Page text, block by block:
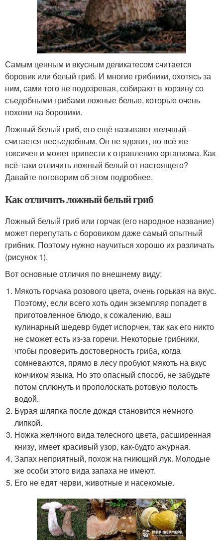
Самым ценным и вкусным деликатесом считается
боровик или белый гриб. И многие грибники, охотясь за
ним, сами того не подозревая, собирают в корзину со
съедобными грибами ложные белые, которые очень
похожи на боровики.
Ложный белый гриб, его ещё называют желчный -
считается несъедобным. Он не ядовит, но всё же
токсичен и может привести к отравлению организма. Как
всё-таки отличить ложный белый от настоящего?
Давайте поговорим об этом подробнее.
Как отличить ложный белый гриб
Ложный белый гриб или горчак (его народное название)
может перепутать с боровиком даже самый опытный
грибник. Поэтому нужно научиться хорошо их различать
(рисунок 1).
Вот основные отличия по внешнему виду:
Мякоть горчака розового цвета, очень горькая на вкус.
Поэтому, если всего хоть один экземпляр попадет в
приготовленное блюдо, к сожалению, ваш
кулинарный шедевр будет испорчен, так как его никто
не сможет есть из-за горечи. Некоторые грибники,
чтобы проверить достоверность гриба, когда
сомневаются, прямо в лесу пробуют мякоть на вкус
кончиком языка. Но это опасный способ, не забудьте
потом сплюнуть и прополоскать ротовую полость
водой.
Бурая шляпка после дождя становится немного
липкой.
Ножка желчного вида телесного цвета, расширенная
книзу, имеет красивый узор, как-будто ажурная.
Запах неприятный, похож на гниющий лук. Молодые
же особи этого вида запаха не имеют.
Его не едят черви, животные и насекомые.